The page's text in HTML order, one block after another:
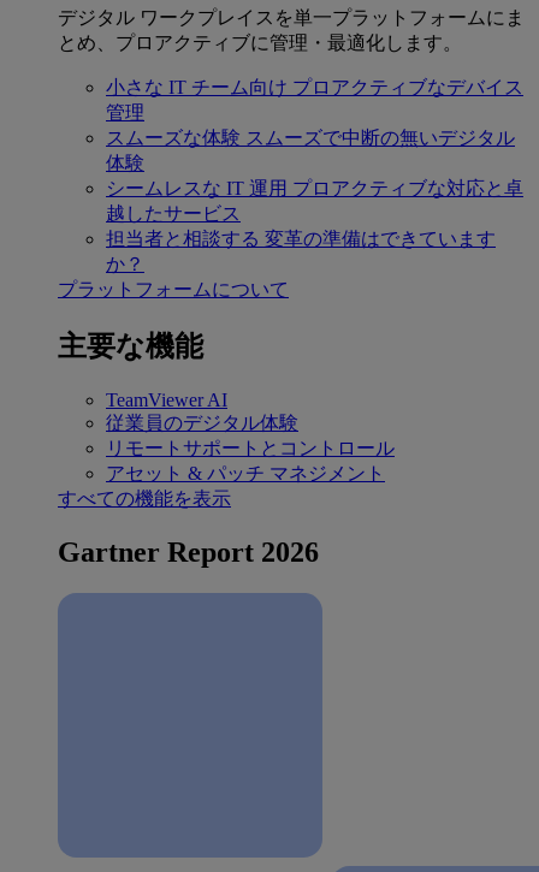
デジタル ワークプレイスを単一プラットフォームにま
とめ、プロアクティブに管理・最適化します。
小さな IT チーム向け プロアクティブなデバイス
管理
スムーズな体験 スムーズで中断の無いデジタル
体験
シームレスな IT 運用 プロアクティブな対応と卓
越したサービス
担当者と相談する 変革の準備はできています
か？
プラットフォームについて
主要な機能
TeamViewer AI
従業員のデジタル体験
リモートサポートとコントロール
アセット & パッチ マネジメント
すべての機能を表示
Gartner Report 2026